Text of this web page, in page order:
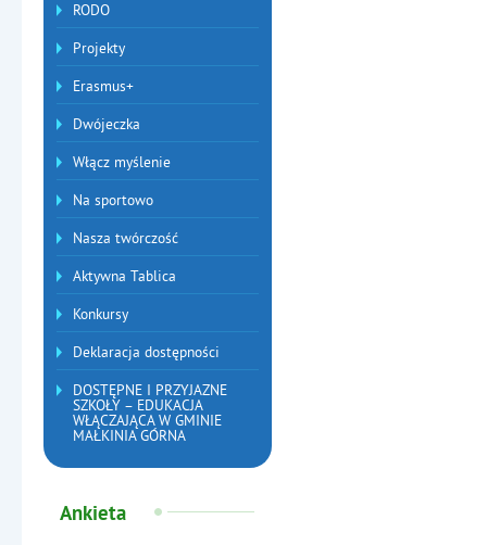
RODO
Projekty
Erasmus+
Dwójeczka
Włącz myślenie
Na sportowo
Nasza twórczość
Aktywna Tablica
Konkursy
Deklaracja dostępności
DOSTĘPNE I PRZYJAZNE
SZKOŁY – EDUKACJA
WŁĄCZAJĄCA W GMINIE
MAŁKINIA GÓRNA
Ankieta